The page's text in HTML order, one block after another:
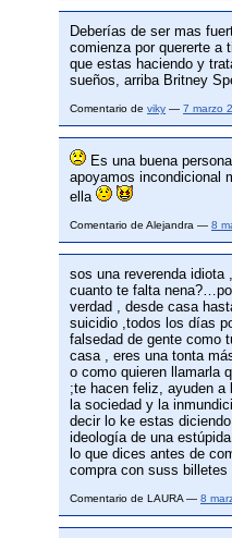
Deberías de ser mas
comienza por quererte a
que estas haciendo y
sueños, arriba Britney
Comentario de viky — 7 marzo
Es una buena
apoyamos incondicional
ella
Comentario de Alejandra — 8
sos una reverenda
cuanto te falta
verdad , desde casa
suicidio ,todos los días
falsedad de gente como
casa , eres una tonta
o como quieren llamarla
;te hacen feliz, ayuden a
la sociedad y la
decir lo ke estas
ideología de una
lo que dices antes de
compra con suss
Comentario de LAURA — 8